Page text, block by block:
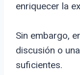
enriquecer la
Sin embargo,
discusión o
suficientes.